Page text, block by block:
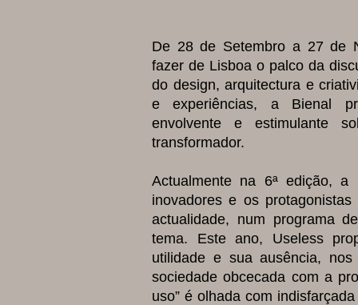
De 28 de Setembro a 27 de
fazer de Lisboa o palco da
do design, arquitectura e
e experiências, a Bienal
envolvente e estimulante
transformador.
Actualmente na 6ª edição, a
inovadores e os
actualidade, num programa
tema. Este ano, Useless
utilidade e sua ausência,
sociedade obcecada com a
uso” é olhada com